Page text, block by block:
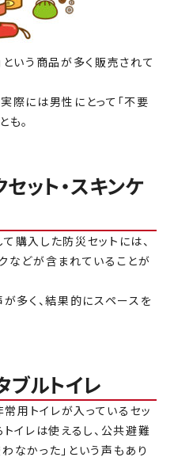
いう商品が多く販売されて
際には男性にとって「不要
も。
ト・スキンケ
購入した防災セットには、
などが含まれていることが
が多く、結果的にスペースを
ルトイレ
常用トイレが入っているセッ
イレは使えるし、公共避難
なかった」という声もあり